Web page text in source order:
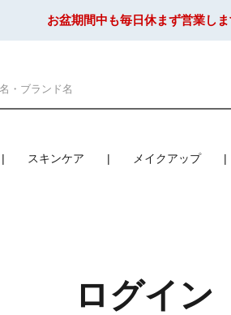
お盆期間中も毎日休まず営業し
スキンケア メイクアップ
ログイン